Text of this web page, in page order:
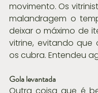
movimento. Os
malandragem o
deixar o máximo de
vitrine, evitando
os cubra. Entendeu
Gola levantada